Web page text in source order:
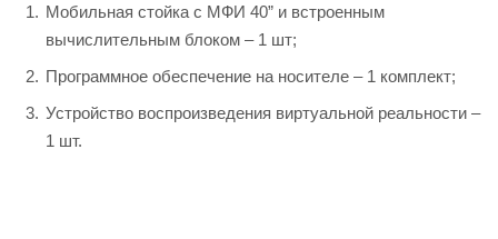
Мобильная стойка с МФИ 40” и встроенным
вычислительным блоком – 1 шт;
Программное обеспечение на носителе – 1 комплект;
Устройство воспроизведения виртуальной реальности –
1 шт.